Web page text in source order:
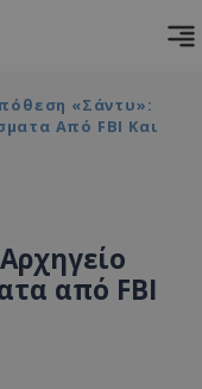
«Σάντυ»:
Από FBI Και
από FBI